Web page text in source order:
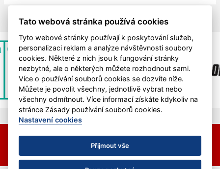
Nastavení cookies
© 2026 HC Hvězda Praha &eSports.cz
Tato webová stránka používá cookies
Tyto webové stránky používají k poskytování služeb,
personalizaci reklam a analýze návštěvnosti soubory
cookies. Některé z nich jsou k fungování stránky
nezbytné, ale o některých můžete rozhodnout sami.
Více o používání souborů cookies se dozvíte níže.
Můžete je povolit všechny, jednotlivě vybrat nebo
všechny odmítnout. Více informací získáte kdykoliv na
stránce Zásady používání souborů cookies.
Nastavení cookies
Přijmout vše